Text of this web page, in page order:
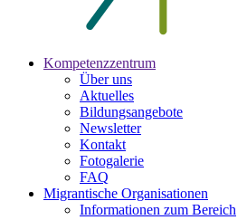
Kompetenzzentrum
Über uns
Aktuelles
Bildungsangebote
Newsletter
Kontakt
Fotogalerie
FAQ
Migrantische Organisationen
Informationen zum Bereich